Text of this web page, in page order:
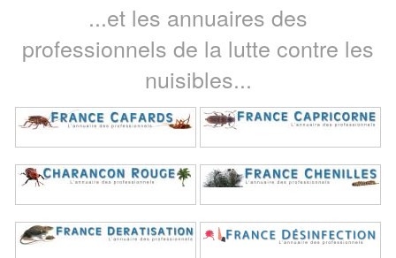
...et les annuaires des
professionnels de la lutte contre les
nuisibles...